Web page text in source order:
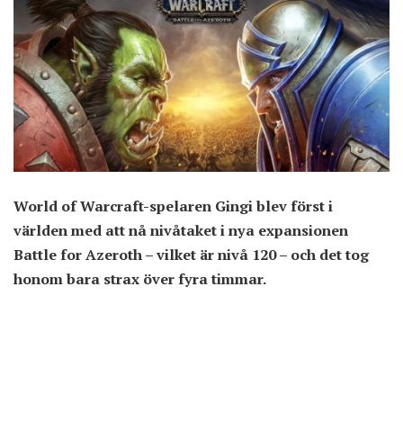
World of Warcraft-spelaren Gingi blev först i
världen med att nå nivåtaket i nya expansionen
Battle for Azeroth – vilket är nivå 120 – och det tog
honom bara strax över fyra timmar.